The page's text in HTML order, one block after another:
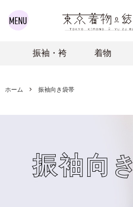
振袖・袴 着物
ホーム 振袖向き袋帯
振袖向